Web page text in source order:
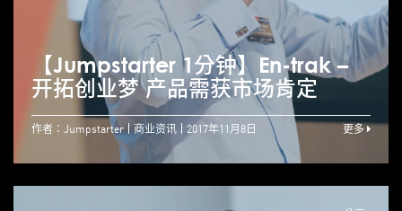
【Jumpstarter 1分钟】En-trak –
开拓创业梦 产品需获市场肯定
作者：Jumpstarter 商业资讯 2017年11月8日 更多